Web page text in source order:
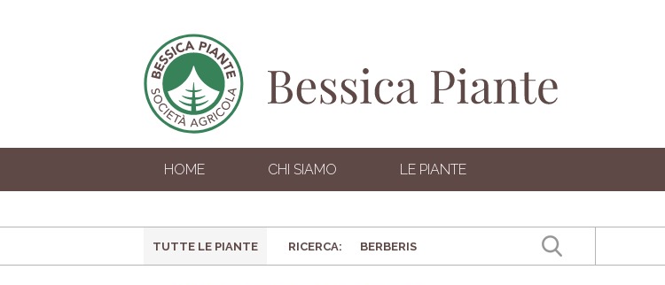
HOME CHI SIAMO LE PIANTE
TUTTE LE PIANTE RICERCA: